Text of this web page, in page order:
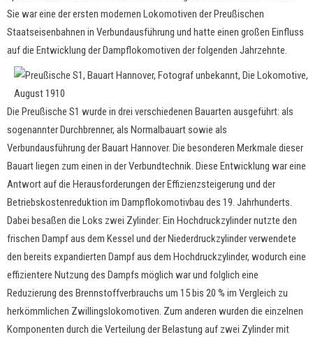
Sie war eine der ersten modernen Lokomotiven der Preußischen
Staatseisenbahnen in Verbundausführung und hatte einen großen Einfluss
auf die Entwicklung der Dampflokomotiven der folgenden Jahrzehnte.
Die Preußische S1 wurde in drei verschiedenen Bauarten ausgeführt: als
sogenannter Durchbrenner, als Normalbauart sowie als
Verbundausführung der Bauart Hannover. Die besonderen Merkmale dieser
Bauart liegen zum einen in der Verbundtechnik. Diese Entwicklung war eine
Antwort auf die Herausforderungen der Effizienzsteigerung und der
Betriebskostenreduktion im Dampflokomotivbau des 19. Jahrhunderts.
Dabei besaßen die Loks zwei Zylinder: Ein Hochdruckzylinder nutzte den
frischen Dampf aus dem Kessel und der Niederdruckzylinder verwendete
den bereits expandierten Dampf aus dem Hochdruckzylinder, wodurch eine
effizientere Nutzung des Dampfs möglich war und folglich eine
Reduzierung des Brennstoffverbrauchs um 15 bis 20 % im Vergleich zu
herkömmlichen Zwillingslokomotiven. Zum anderen wurden die einzelnen
Komponenten durch die Verteilung der Belastung auf zwei Zylinder mit